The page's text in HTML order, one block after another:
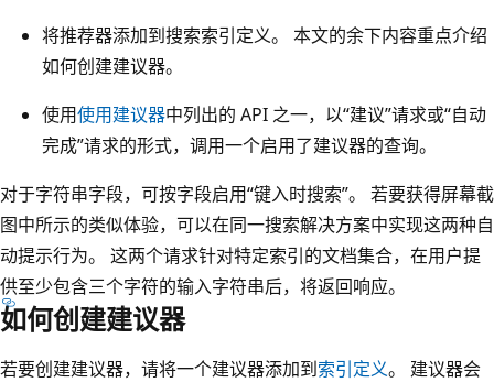
将推荐器添加到搜索索引定义。 本文的余下内容重点介绍
如何创建建议器。
使用使用建议器中列出的 API 之一，以“建议”请求或“自动
完成”请求的形式，调用一个启用了建议器的查询。
对于字符串字段，可按字段启用“键入时搜索”。 若要获得屏幕截
图中所示的类似体验，可以在同一搜索解决方案中实现这两种自
动提示行为。 这两个请求针对特定索引的文档集合，在用户提
供至少包含三个字符的输入字符串后，将返回响应。
如何创建建议器
若要创建建议器，请将一个建议器添加到索引定义。 建议器会